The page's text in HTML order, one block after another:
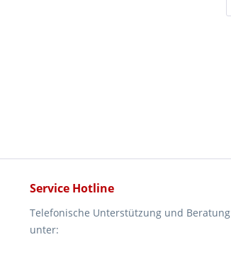
Service Hotline
Telefonische Unterstützung und Beratung
unter: